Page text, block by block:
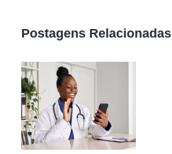
Postagens Relacionadas